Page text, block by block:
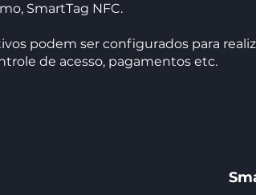
SmartTag NFC.
podem ser configurados para
de acesso, pagamentos etc.